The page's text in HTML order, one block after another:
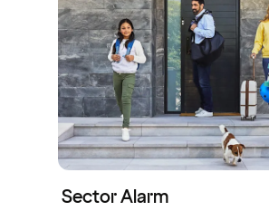
Sector Alarm